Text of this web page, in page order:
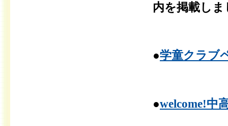
内を掲載しま
●学童クラブ
●welcome!中